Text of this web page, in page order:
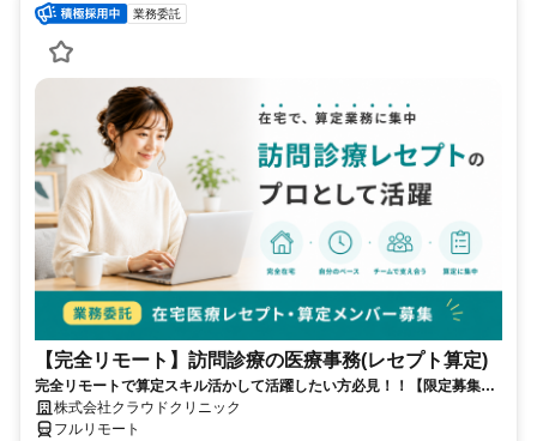
業務委託
【完全リモート】訪問診療の医療事務(レセプト算定)
完全リモートで算定スキル活かして活躍したい方必見！！【限定募集】
完全リモート｜在宅医療レセプト算定（成果報酬型／業務委託）
株式会社クラウドクリニック
フルリモート